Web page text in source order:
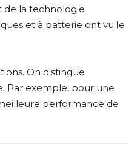
de la technologie
et à batterie ont vu le
On distingue
Par exemple, pour une
performance de